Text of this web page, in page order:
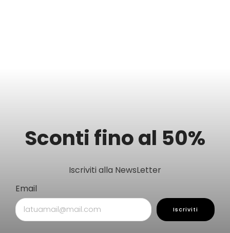
Sconti fino al 50%
Iscriviti alla NewsLetter
Email
Iscriviti